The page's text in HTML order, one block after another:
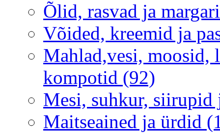
Õlid, rasvad ja
Võided, kreemid ja
Mahlad,vesi, moosid,
kompotid (92)
Mesi, suhkur, siirupid
Maitseained ja ürdid